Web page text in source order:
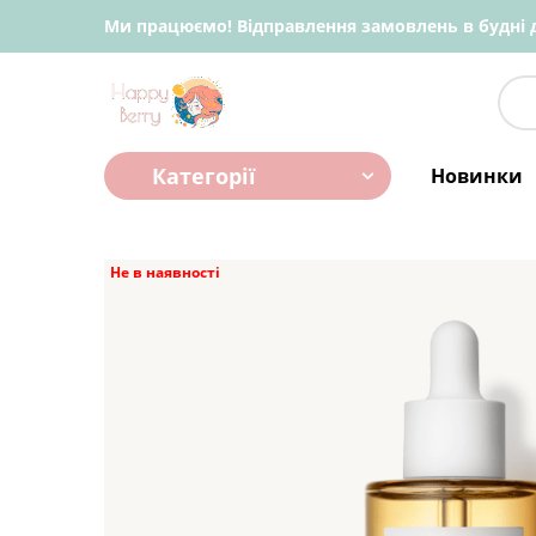
Ми працюємо! Відправлення замовлень в будні
Категорії Новинки
Не в наявності